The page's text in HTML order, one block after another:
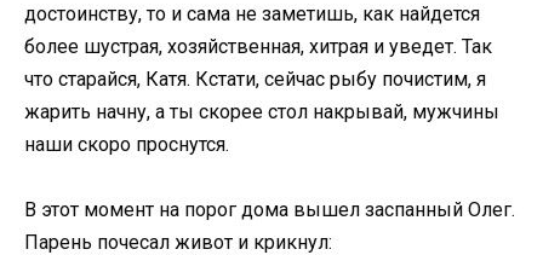
достоинству, то и сама не заметишь, как найдется
более шустрая, хозяйственная, хитрая и уведет. Так
что старайся, Катя. Кстати, сейчас рыбу почистим, я
жарить начну, а ты скорее стол накрывай, мужчины
наши скоро проснутся.
В этот момент на порог дома вышел заспанный Олег.
Парень почесал живот и крикнул: